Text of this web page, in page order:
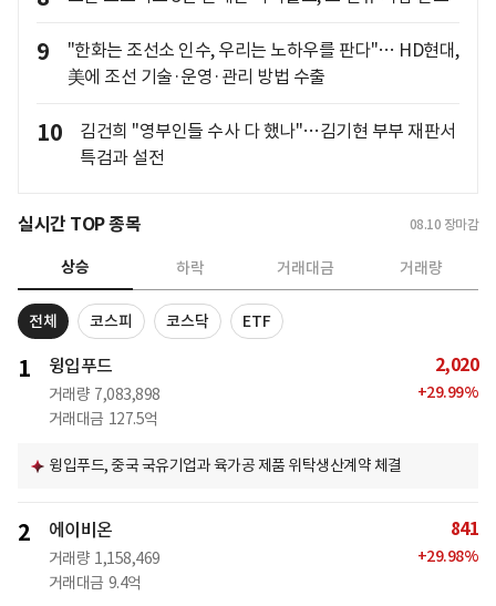
9
"한화는 조선소 인수, 우리는 노하우를 판다"… HD현대,
美에 조선 기술·운영·관리 방법 수출
10
김건희 "영부인들 수사 다 했나"…김기현 부부 재판서
특검과 설전
실시간 TOP 종목 08.10 장마감
상승 하락 거래대금 거래량
전체 코스피 코스닥 ETF
1 윙입푸드
거래량 7,083,898
거래대금 127.5억
2,020
+29.99%
윙입푸드, 중국 국유기업과 육가공 제품 위탁생산계약 체결
2 에이비온
거래량 1,158,469
거래대금 9.4억
841
+29.98%